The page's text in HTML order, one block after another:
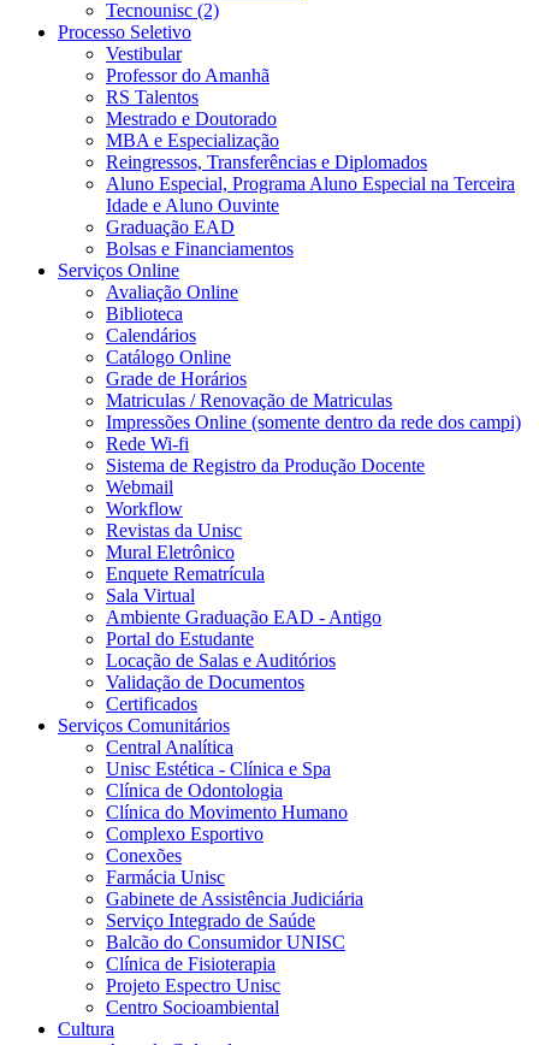
Tecnounisc (2)
Processo Seletivo
Vestibular
Professor do Amanhã
RS Talentos
Mestrado e Doutorado
MBA e Especialização
Reingressos, Transferências e Diplomados
Aluno Especial, Programa Aluno Especial na Terceira
Idade e Aluno Ouvinte
Graduação EAD
Bolsas e Financiamentos
Serviços Online
Avaliação Online
Biblioteca
Calendários
Catálogo Online
Grade de Horários
Matriculas / Renovação de Matriculas
Impressões Online (somente dentro da rede dos campi)
Rede Wi-fi
Sistema de Registro da Produção Docente
Webmail
Workflow
Revistas da Unisc
Mural Eletrônico
Enquete Rematrícula
Sala Virtual
Ambiente Graduação EAD - Antigo
Portal do Estudante
Locação de Salas e Auditórios
Validação de Documentos
Certificados
Serviços Comunitários
Central Analítica
Unisc Estética - Clínica e Spa
Clínica de Odontologia
Clínica do Movimento Humano
Complexo Esportivo
Conexões
Farmácia Unisc
Gabinete de Assistência Judiciária
Serviço Integrado de Saúde
Balcão do Consumidor UNISC
Clínica de Fisioterapia
Projeto Espectro Unisc
Centro Socioambiental
Cultura